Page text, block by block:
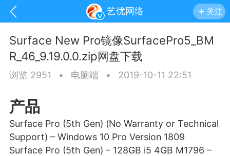
艺优网络 关注
Surface New Pro镜像SurfacePro5_BM
R_46_9.19.0.0.zip网盘下载
浏览 2951 • 电脑端 • 2019-10-11 22:51
产品
Surface Pro (5th Gen) (No Warranty or Technical
Support) – Windows 10 Pro Version 1809
Surface Pro (5th Gen) – 128GB i5 4GB M1796 –